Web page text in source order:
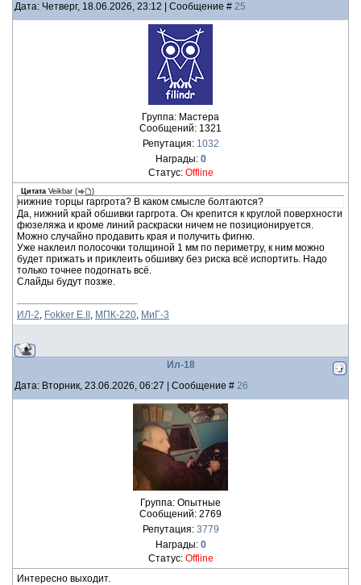
Дата: Четверг, 18.06.2026, 23:12 | Сообщение # 25
Группа: Мастера
Сообщений: 1321
Репутация: 1032
Награды: 0
Статус: Offline
Цитата Veikbar ( )
нижние торцы гаргрота? В каком смысле болтаются?
Да, нижний край обшивки гаргрота. Он крепится к круглой поверхности
фюзеляжа и кроме линий раскраски ничем не позиционируется.
Можно случайно продавить края и получить фигню.
Уже наклеил полосочки толщиной 1 мм по периметру, к ним можно
будет прижать и приклеить обшивку без риска всё испортить. Надо
только точнее подогнать всё.
Слайды будут позже.
ИЛ-2, Fokker E.II , МПК-220, МиГ-3
Ил-18
Дата: Вторник, 23.06.2026, 06:27 | Сообщение # 26
Группа: Опытные
Сообщений: 2769
Репутация: 3779
Награды: 0
Статус: Offline
Интересно выходит.